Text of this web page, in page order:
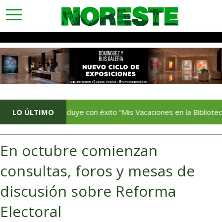
toggle
navigation
LO ÚLTIMO
Concluye con éxito “Mis Vacaciones en la Biblioteca”
En octubre comienzan
consultas, foros y mesas de
discusión sobre Reforma
Electoral